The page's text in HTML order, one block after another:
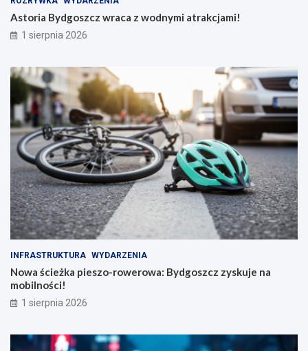
Astoria Bydgoszcz wraca z wodnymi atrakcjami!
1 sierpnia 2026
INFRASTRUKTURA WYDARZENIA
Nowa ścieżka pieszo-rowerowa: Bydgoszcz zyskuje na
mobilności!
1 sierpnia 2026